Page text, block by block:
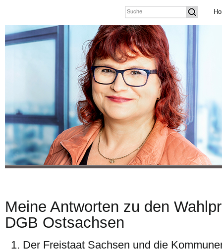
Meine Antworten zu den
DGB Ostsachsen
1. Der Freistaat Sachsen und die